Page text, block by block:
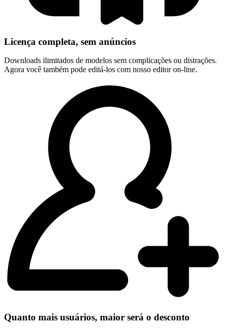
Licença completa, sem anúncios
Downloads ilimitados de modelos sem complicações ou distrações.
Agora você também pode editá-los com nosso editor on-line.
Quanto mais usuários, maior será o desconto